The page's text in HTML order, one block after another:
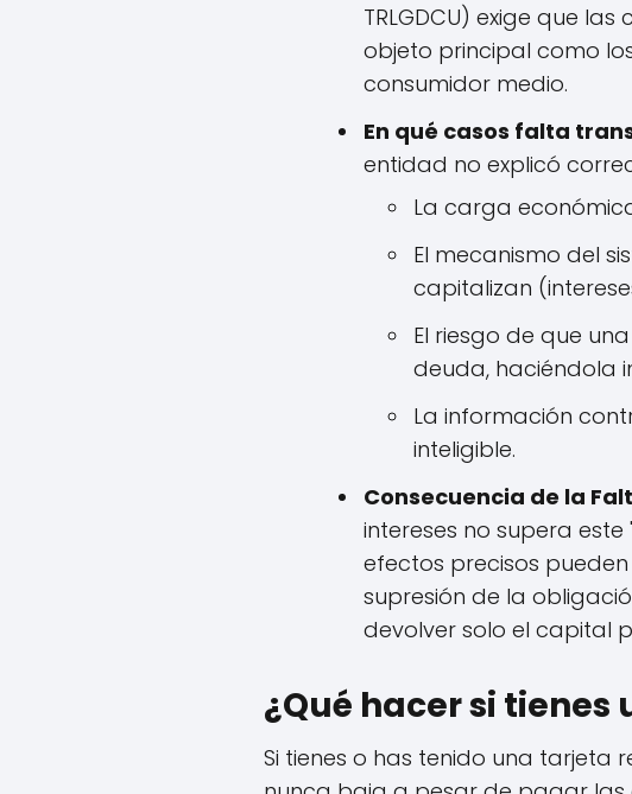
TRLGDCU) exige que
objeto principal como
consumidor medio.
En qué casos falta
entidad no explicó
La carga
El mecanismo del
capitalizan
El riesgo de que
deuda, haciéndola
La información
inteligible.
Consecuencia de la
intereses no supera
efectos precisos
supresión de la
devolver solo el capital
¿Qué hacer si
Si tienes o has tenido una tarjeta